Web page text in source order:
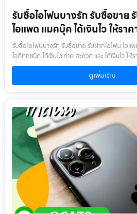
เป็นบางรายการ โดยสินค้าต้องอยู่ในสภาพดี ไม่เค
ก่อน
รับซื้อไอโฟนบางรัก รับซื้อขาย
ไอแพด แมคบุ๊ค ได้เงินไว ให้รา
รับซื้อไอโฟนบางรัก รับซื้อขาย รับฝากไอโฟน ไอแ
ไอทีทุกชนิด ได้เงินไว ง่าย สะดวก และ ได้เงินไว ใ
รับซื้อไอโฟนบางรัก ให้บริการโดย รับซื้อขายไอโฟ
ขาย รับฝากสินค้าไอที และ ของมีค่าทุกชนิด ไม่ว่าจะ
คบุ๊ค กล้องถ่ายรูป สินค้าแบรนด์เนม กระเป๋า นาฬิ
เงื่อนไขการให้บริการ1. แจ้งความประสงค์ของท่า
ชนิดใดมาจำนำ โดยแจ้งรุ่นสินค้า และ ประเมินราค
กำหนดสถานที่นัดพบ : โดยผู้จำนำต้องเตรียมเอกสา
ประชาชน เซ็นรับรองสำเนา เพื่อยืนยันการเป็นเจ้
สภาพ ตีราคา และ รับเงินสดทันที : ระยะเวลาผ่อน
และสูงสุด 60 เดือน อัตราดอกเบี้ยต่อปีไม่เกิน
กำหนด เงิน 1,000 บาท จะมีค่าบริการ 5 บาท/วัน ท่
ทุก 20 วัน (นับจากวันที่จำนำสินค้า) อัตราดอกเบี้ย
อัตราดอกเบี้ยค่าปรับ ค่าบริการ และค่าธรรมเนียม ใ
สูงสุดไม่เกิน 28% ต่อปีเงื่อนไขการรับจำนำ1. ผู้จำน
สินค้า : ผู้นำสินค้ามาจำนำ ต้องเป็นเจ้าของสินค้า โด
ดูเพิ่มเติม